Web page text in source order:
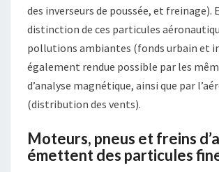
des inverseurs de poussée, et freinage).
distinction de ces particules
pollutions ambiantes (fonds urbain et
également rendue possible par les
d’analyse magnétique, ainsi que par
(distribution des vents).
Moteurs, pneus et freins
émettent des particules